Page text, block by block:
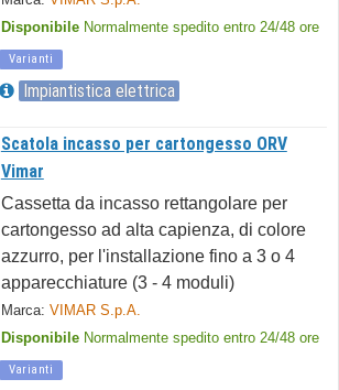
Disponibile Normalmente spedito entro 24/48 ore
Varianti
Impiantistica elettrica
Scatola incasso per cartongesso ORV
Vimar
Cassetta da incasso rettangolare per
cartongesso ad alta capienza, di colore
azzurro, per l'installazione fino a 3 o 4
apparecchiature (3 - 4 moduli)
Marca: VIMAR S.p.A.
Disponibile Normalmente spedito entro 24/48 ore
Varianti